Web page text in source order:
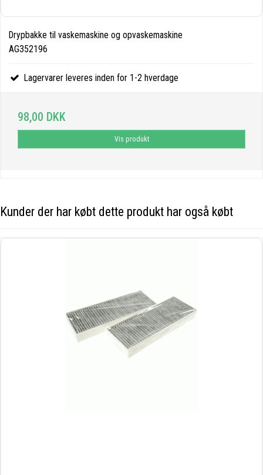
Drypbakke til vaskemaskine og opvaskemaskine
AG352196
Lagervarer leveres inden for 1-2 hverdage
98,00 DKK
Vis produkt
Kunder der har købt dette produkt har også købt